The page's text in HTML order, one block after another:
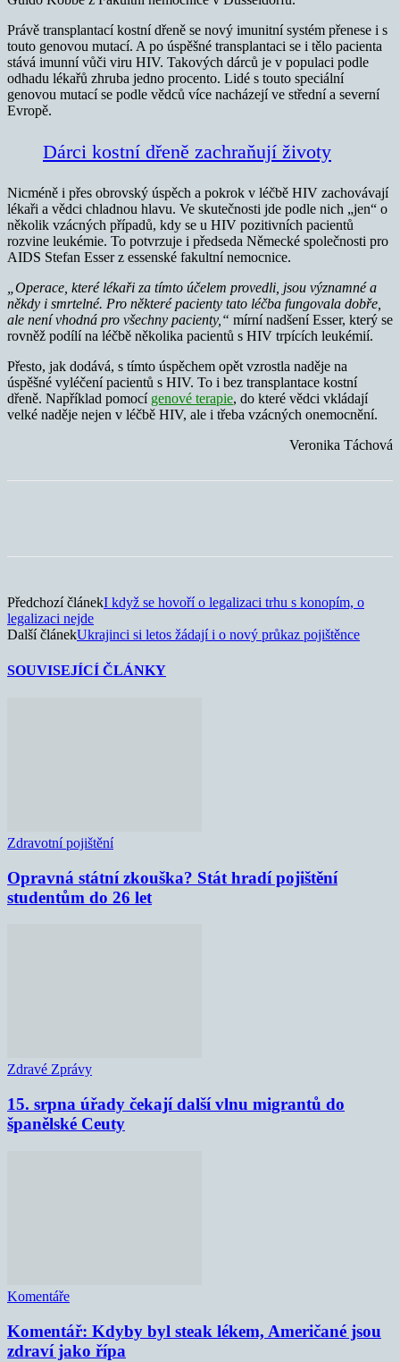
Právě transplantací kostní dřeně se nový imunitní systém přenese i s
touto genovou mutací. A po úspěšné transplantaci se i tělo pacienta
stává imunní vůči viru HIV. Takových dárců je v populaci podle
odhadu lékařů zhruba jedno procento. Lidé s touto speciální
genovou mutací se podle vědců více nacházejí ve střední a severní
Evropě.
Dárci kostní dřeně zachraňují životy
Nicméně i přes obrovský úspěch a pokrok v léčbě HIV zachovávají
lékaři a vědci chladnou hlavu. Ve skutečnosti jde podle nich „jen“ o
několik vzácných případů, kdy se u HIV pozitivních pacientů
rozvine leukémie. To potvrzuje i předseda Německé společnosti pro
AIDS Stefan Esser z essenské fakultní nemocnice.
„Operace, které lékaři za tímto účelem provedli, jsou významné a
někdy i smrtelné. Pro některé pacienty tato léčba fungovala dobře,
ale není vhodná pro všechny pacienty,“ mírní nadšení Esser, který se
rovněž podílí na léčbě několika pacientů s HIV trpících leukémií.
Přesto, jak dodává, s tímto úspěchem opět vzrostla naděje na
úspěšné vyléčení pacientů s HIV. To i bez transplantace kostní
dřeně. Například pomocí genové terapie, do které vědci vkládají
velké naděje nejen v léčbě HIV, ale i třeba vzácných onemocnění.
Veronika Táchová
Předchozí článekI když se hovoří o legalizaci trhu s konopím, o
legalizaci nejde
Další článekUkrajinci si letos žádají i o nový průkaz pojištěnce
SOUVISEJÍCÍ ČLÁNKY
Zdravotní pojištění
Opravná státní zkouška? Stát hradí pojištění
studentům do 26 let
Zdravé Zprávy
15. srpna úřady čekají další vlnu migrantů do
španělské Ceuty
Komentáře
Komentář: Kdyby byl steak lékem, Američané jsou
zdraví jako řípa